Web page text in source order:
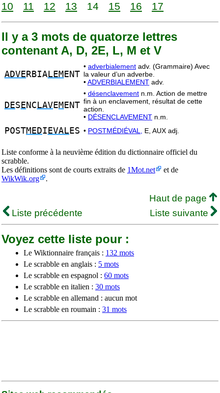
10
11 12 13 14 15 16 17
Il y a 3 mots de quatorze lettres
contenant A, D, 2E, L, M et V
ADVE RBIALEM ENT
• adverbialement adv. (Grammaire) Avec
la valeur d’un adverbe.
•ADVERBIALEMENT adv.
DES E NC LAVEM ENT
• désenclavement n.m. Action de mettre
fin à un enclavement, résultat de cette
action.
• DÉSENCLAVEMENT n.m.
POSTMEDI EVAL ES • POSTMÉDIÉVAL, E, AUX adj.
Liste conforme à la neuvième édition du dictionnaire officiel du
scrabble.
Les définitions sont de courts extraits de 1Mot.net
et de
WikWik.org
.
Haut de page
Liste précédente
Liste suivante
Voyez cette liste pour :
Le Wiktionnaire français : 132 mots
Le scrabble en anglais : 5 mots
Le scrabble en espagnol : 60 mots
Le scrabble en italien : 30 mots
Le scrabble en allemand : aucun mot
Le scrabble en roumain : 31 mots